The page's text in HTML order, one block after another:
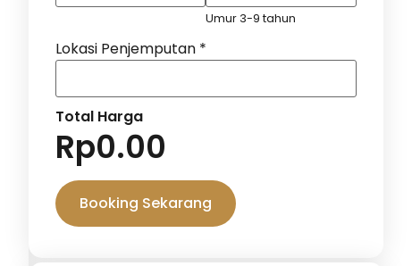
Umur 3-9 tahun
Lokasi Penjemputan *
Total Harga
Rp0.00
Booking Sekarang